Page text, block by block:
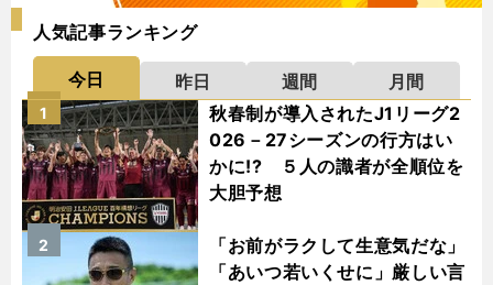
人気記事ランキング
今日 昨日 週間
月間
秋春制が導入されたJ1リーグ2
026－27シーズンの行方はい
かに!? ５人の識者が全順位を
大胆予想
1
「お前がラクして生意気だな」
「あいつ若いくせに」厳しい言
2